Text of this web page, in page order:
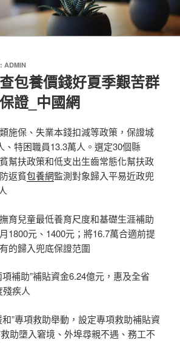
ADMIN
包養價錢好夏季艱苦群
證_中國網
施保、失業本錢扣減等政策，保證城
、特困職員13.3萬人。選定30個縣
幫扶政策和低支出生齒常態化幫扶政
返貧包養網監測對象歸入平易近政兜
育兒童最低養育尺度和基礎生涯補助
1800元、1400元；將16.7萬合適前提
的歸入兜底保證范圍
補助”補貼資金6.24億元，惠及全省
殘疾人
”專項救助舉動，設定專項救助補貼資
助墮入窘境、外埠尋親不遇、務工不